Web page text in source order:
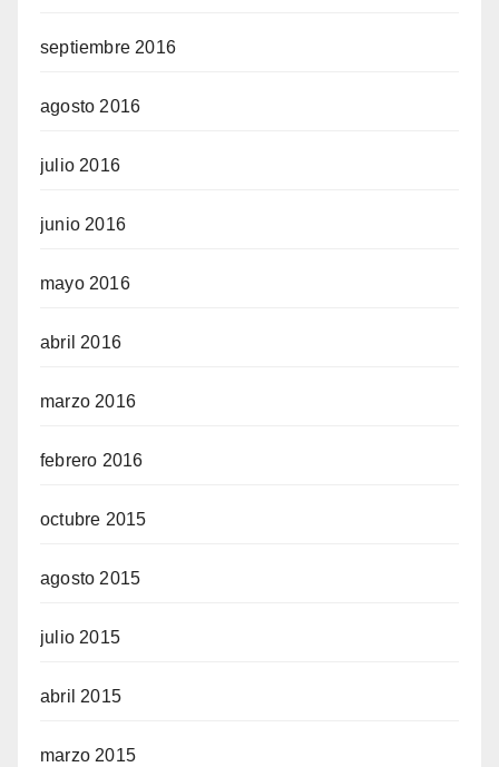
septiembre 2016
agosto 2016
julio 2016
junio 2016
mayo 2016
abril 2016
marzo 2016
febrero 2016
octubre 2015
agosto 2015
julio 2015
abril 2015
marzo 2015